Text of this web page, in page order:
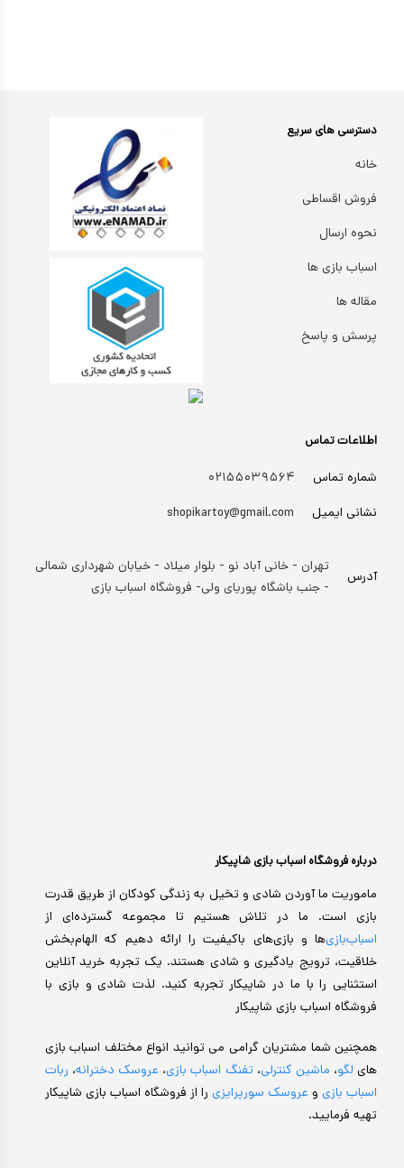
درباره فروشگاه اسباب بازی شاپیکار
ماموریت ما آوردن شادی و تخیل به زندگی کودکان از طریق قدرت
بازی است. ما در تلاش هستیم تا مجموعه گسترده‌ای از
اسباب‌بازی‌ها و بازی‌های باکیفیت را ارائه دهیم که الهام‌بخش
خلاقیت، ترویج یادگیری و شادی هستند. یک تجربه خرید آنلاین
استثنایی را با ما در شاپیکار تجربه کنید. لذت شادی و بازی با
فروشگاه اسباب بازی شاپیکار
همچنین شما مشتریان گرامی می توانید انواع مختلف اسباب بازی
های لگو، ماشین کنترلی،تفنگ اسباب بازی، عروسک دخترانه، ربات
اسباب بازی و عروسک سورپرایزی را از فروشگاه اسباب بازی شاپیکار
تهیه فرمایید.
اطلاعات تماس
شماره تماس
۰۲۱۵۵۰۳۹۵۶۴
نشانی ایمیل
shopikartoy@gmail.com
آدرس
تهران - خانی آباد نو - بلوار میلاد - خیابان شهرداری شمالی
- جنب باشگاه پوریای ولی- فروشگاه اسباب بازی
دسترسی های سریع
خانه
فروش اقساطی
نحوه ارسال
اسباب بازی ها
مقاله ها
پرسش و پاسخ